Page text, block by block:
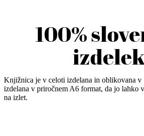
100%
Knjižnica je v celoti izdelana in oblikovana
izdelana v priročnem A6 format, da jo lahko
na izlet.